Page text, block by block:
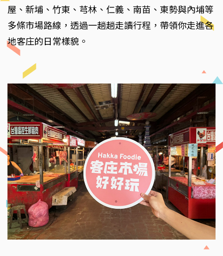
屋、新埔、竹東、芎林、仁義、南苗、東勢與內埔等
多條市場路線，透過一趟趟走讀行程，帶領你走進各
地客庄的日常樣貌。